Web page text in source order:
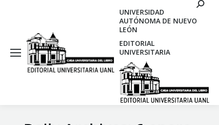
UNIVERSIDAD
AUTÓNOMA DE NUEVO
LEÓN
EDITORIAL
UNIVERSITARIA